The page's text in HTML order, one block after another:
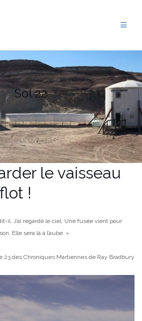
Sol 22
le vaisseau
!
il. J’ai regardé le ciel. Une fusée vient pour
Elle sera là à l’aube. »
23 des Chroniques Martiennes de Ray Bradbury